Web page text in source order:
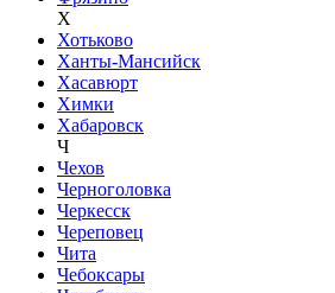
Х
Хотьково
Ханты-Мансийск
Хасавюрт
Химки
Хабаровск
Ч
Чехов
Черноголовка
Черкесск
Череповец
Чита
Чебоксары